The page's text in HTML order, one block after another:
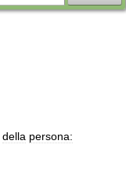
della persona: